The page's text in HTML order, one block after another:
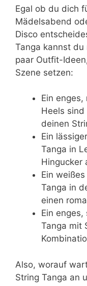
Egal ob du dich
Mädelsabend
Disco
Tanga kannst
paar Outfit-
Szene setzen:
Ein
Heels
deinen
Ein
Tanga in
Hingucker
Ein
Tanga in
einen
Ein
Tanga mit
Also, worauf
String Tanga an